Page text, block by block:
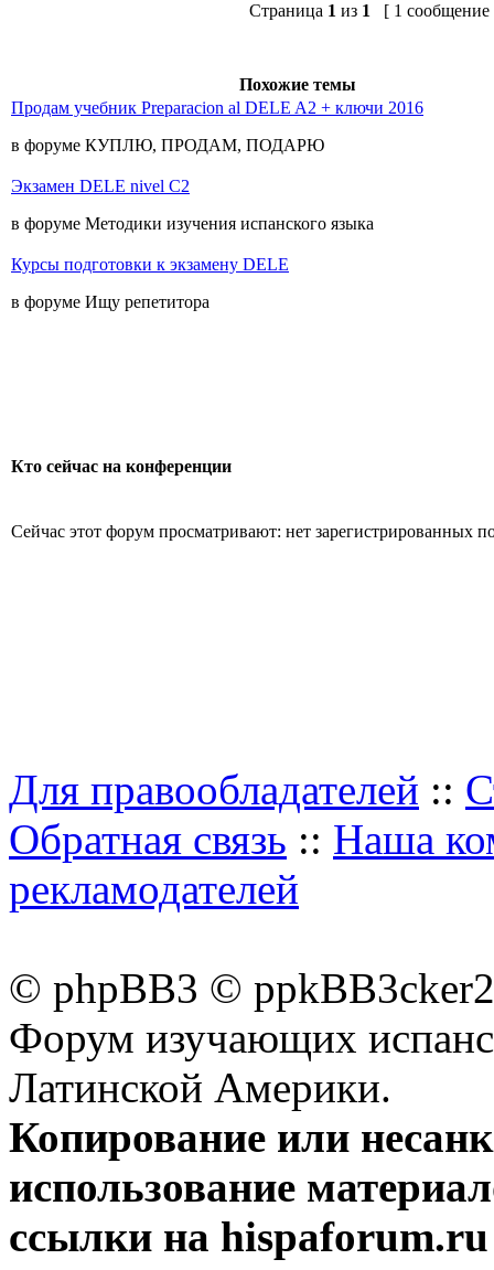
Страница 1 из 1 [ 1 сообщение
Похожие темы
Продам учебник Preparacion al DELE A2 + ключи 2016
в форуме КУПЛЮ, ПРОДАМ, ПОДАРЮ
Экзамен DELE nivel C2
в форуме Методики изучения испанского языка
Курсы подготовки к экзамену DELE
в форуме Ищу репетитора
Кто сейчас на конференции
Сейчас этот форум просматривают: нет зарегистрированных
Для правообладателей ::
Обратная связь :: Наша
рекламодателей
© phpBB3 ©
Форум изучающих
Латинской Америки.
Копирование или
использование
ссылки на hispaforum.ru